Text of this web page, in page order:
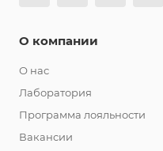
О компании
О нас
Лаборатория
Программа лояльности
Вакансии